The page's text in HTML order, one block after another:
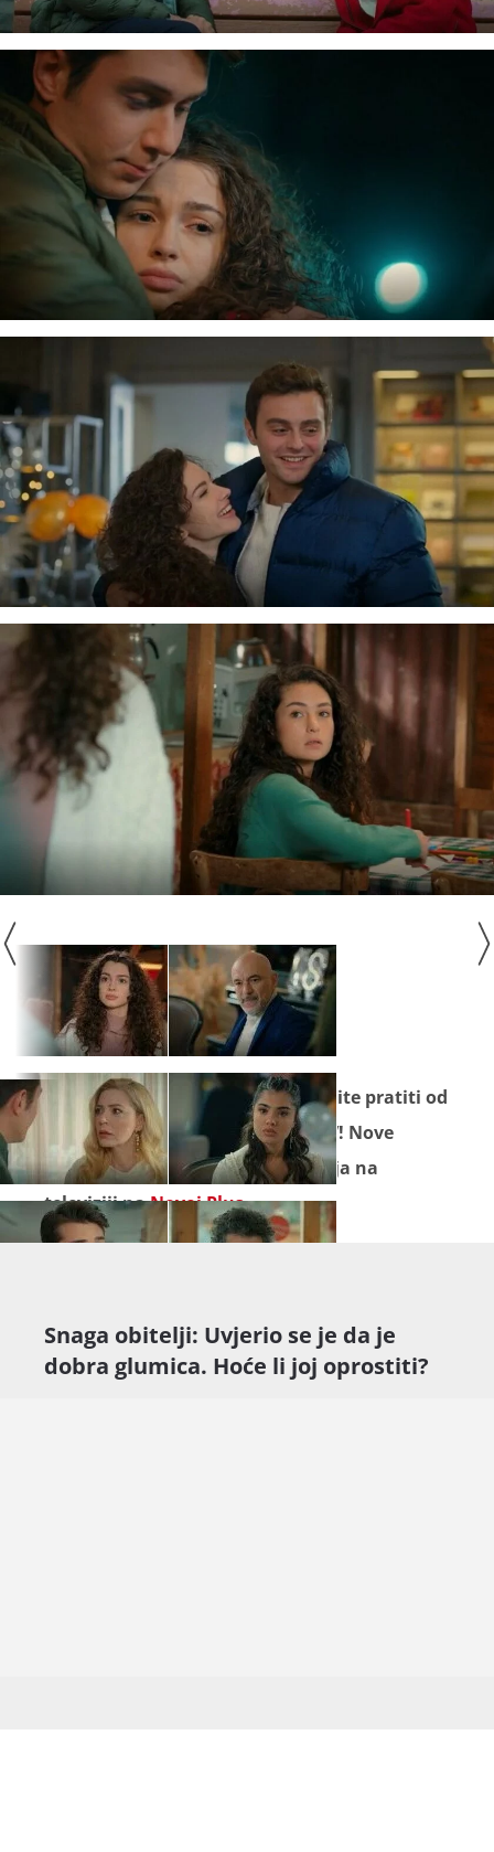
Seriju "Snaga obitelji
" ne propustite pratiti od
ponedjeljka do petka na Novoj TV! Nove
epizode pogledajte prije emitiranja na
televiziji naNovoj Plus.
Snaga obitelji: Uvjerio se je da je
dobra glumica. Hoće li joj oprostiti?